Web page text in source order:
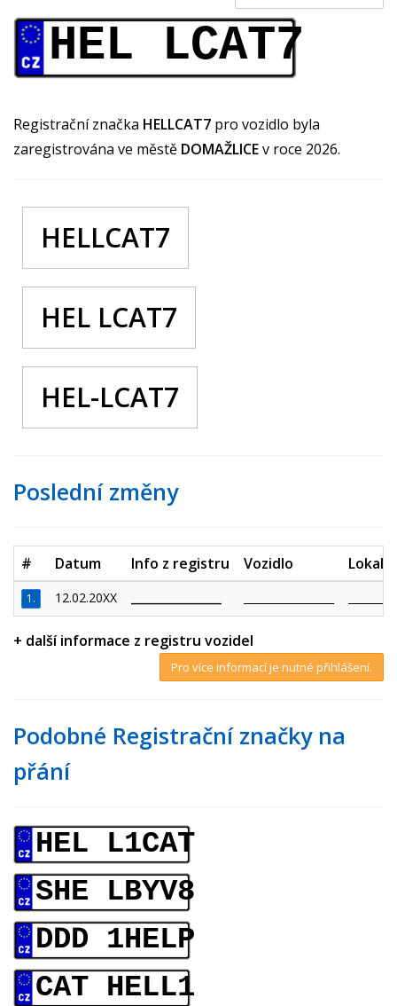
HEL LCAT7
Registrační značka HELLCAT7 pro vozidlo byla
zaregistrována ve městě DOMAŽLICEv roce 2026.
HELLCAT7
HEL LCAT7
HEL-LCAT7
Poslední změny
# Datum Info z registru Vozidlo
1. 12.02.20XX
+ další informace z registru vozidel
Pro více informací je nutné přihlášení.
Podobné Registrační značky na
přání
HEL L1CAT
SHE LBYV8
DDD 1HELP
CAT HELL1